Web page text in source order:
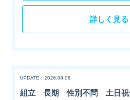
詳しく見る
UPDATE：2026.08.06
組立 長期 性別不問 土日